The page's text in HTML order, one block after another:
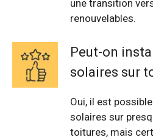
une transition
renouvelables.
Peut-on
solaires sur
Oui, il est
solaires sur
toitures, mais